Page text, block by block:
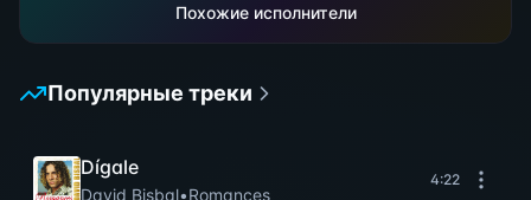
Похожие исполнители
Популярные треки
Dígale
David Bisbal•Romances
4:22